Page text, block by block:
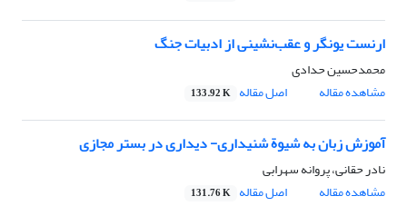
ارنست یونگر و عقب‌نشینی از ادبیات جنگ
محمدحسین حدادی
مشاهده مقاله
اصل مقاله 133.92 K
آموزش زبان به شیوة شنیداری- دیداری در بستر مجازی
نادر حقانی، پروانه سهرابی
مشاهده مقاله
اصل مقاله 131.76 K